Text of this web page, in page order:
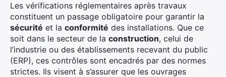
Les vérifications réglementaires après travaux
constituent un passage obligatoire pour garantir la
sécurité et la conformité des installations. Que ce
soit dans le secteur de la construction, celui de
l’industrie ou des établissements recevant du public
(ERP), ces contrôles sont encadrés par des normes
strictes. Ils visent à s’assurer que les ouvrages